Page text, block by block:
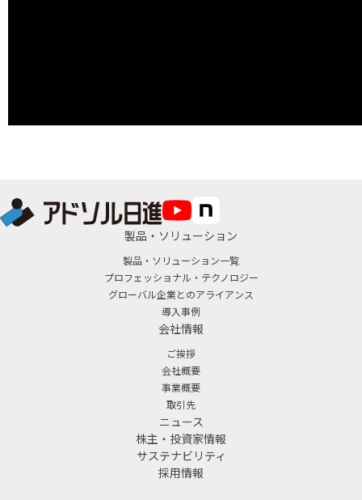
製品・ソリューション
製品・ソリューション一覧
プロフェッショナル・テクノロジー
グローバル企業とのアライアンス
導入事例
会社情報
ご挨拶
会社概要
事業概要
取引先
ニュース
株主・投資家情報
サステナビリティ
採用情報